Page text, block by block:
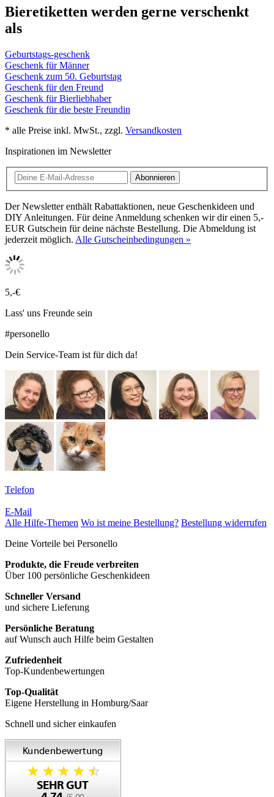
Bieretiketten werden gerne verschenkt
als
Geburtstags-geschenk
Geschenk für Männer
Geschenk zum 50. Geburtstag
Geschenk für den Freund
Geschenk für Bierliebhaber
Geschenk für die beste Freundin
* alle Preise inkl. MwSt., zzgl. Versandkosten
Inspirationen im Newsletter
Abonnieren
Der Newsletter enthält Rabattaktionen, neue Geschenkideen und
DIY Anleitungen. Für deine Anmeldung schenken wir dir einen 5,-
EUR Gutschein für deine nächste Bestellung. Die Abmeldung ist
jederzeit möglich. Alle Gutscheinbedingungen »
5,-€
Lass' uns Freunde sein
#personello
Dein Service-Team ist für dich da!
Telefon
E-Mail
Alle Hilfe-Themen Wo ist meine Bestellung? Bestellung widerrufen
Deine Vorteile bei Personello
Produkte, die Freude verbreiten
Über 100 persönliche Geschenkideen
Schneller Versand
und sichere Lieferung
Persönliche Beratung
auf Wunsch auch Hilfe beim Gestalten
Zufriedenheit
Top-Kundenbewertungen
Top-Qualität
Eigene Herstellung in Homburg/Saar
Schnell und sicher einkaufen